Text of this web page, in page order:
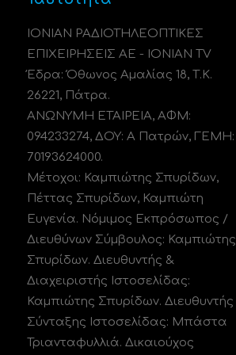
ΙΟΝΙΑΝ ΡΑΔΙΟΤΗΛΕΟΠΤΙΚΕΣ
ΕΠΙΧΕΙΡΗΣΕΙΣ ΑΕ - IONIAN TV
Έδρα: Όθωνος Αμαλίας 18, Τ.Κ.
26221, Πάτρα.
ΑΝΩΝΥΜΗ ΕΤΑΙΡΕΙΑ, ΑΦΜ:
094233274, ΔΟΥ: A Πατρών, ΓΕΜΗ:
70193624000.
Μέτοχοι: Καμπιώτης Σπυρίδων,
Πέττας Σπυρίδων, Καμπιώτη
Ευγενία. Νόμιμος Εκπρόσωπος /
Διευθύνων Σύμβουλος: Καμπιώτης
Σπυρίδων. Διευθυντής &
Διαχειριστής Ιστοσελίδας:
Καμπιώτης Σπυρίδων. Διευθυντής
Σύνταξης Ιστοσελίδας: Μπάστα
Τριανταφυλλιά. Δικαιούχος